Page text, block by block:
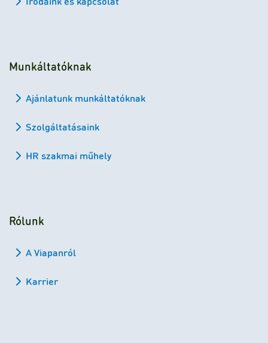
Munkáltatóknak
Ajánlatunk munkáltatóknak
Szolgáltatásaink
HR szakmai műhely
Rólunk
A Viapanról
Karrier